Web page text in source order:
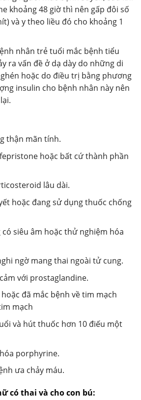
khoảng 48 giờ thì nên gấp đôi số
và y theo liều đó cho khoảng 1
nhân trẻ tuổi mắc bệnh tiểu
ra vấn đề ở dạ dày do những di
hoặc do điều trị bằng phương
insulin cho bệnh nhân này nên
thận mãn tính.
hoặc bất cứ thành phần
lâu dài.
hoặc đang sử dụng thuốc chống
siêu âm hoặc thử nghiệm hóa
ngờ mang thai ngoài tử cung.
với prostaglandine.
đã mắc bệnh về tim mạch
mạch
và hút thuốc hơn 10 điếu một
porphyrine.
ưa chảy máu.
có thai và cho con bú: